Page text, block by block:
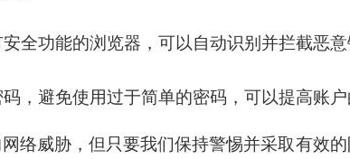
全功能的浏览器，可以自动识别并拦截恶意
，避免使用过于简单的密码，可以提高账户
威胁，但只要我们保持警惕并采取有效